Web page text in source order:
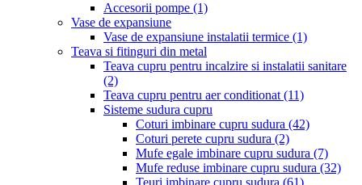
Accesorii pompe (1)
Vase de expansiune
Vase de expansiune instalatii termice (1)
Teava si fitinguri din metal
Teava cupru pentru incalzire si instalatii sanitare
(2)
Teava cupru pentru aer conditionat (11)
Sisteme sudura cupru
Coturi imbinare cupru sudura (42)
Coturi perete cupru sudura (2)
Mufe egale imbinare cupru sudura (7)
Mufe reduse imbinare cupru sudura (32)
Teuri imbinare cupru sudura (61)